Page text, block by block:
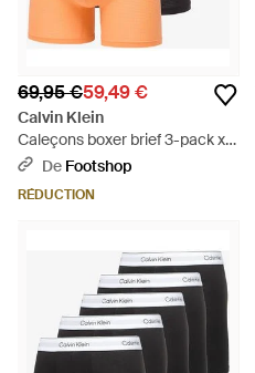
69,95 €59,49 €
Calvin Klein
Caleçons boxer brief 3-pack xl -
Orange
De Footshop
RÉDUCTION